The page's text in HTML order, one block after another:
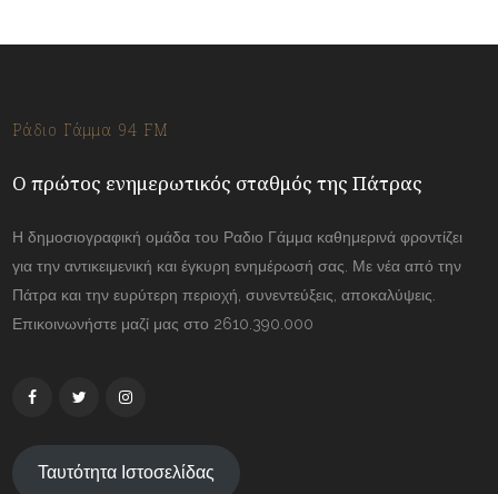
Ράδιο Γάμμα 94 FM
Ο πρώτος ενημερωτικός σταθμός της Πάτρας
Η δημοσιογραφική ομάδα του Ραδιο Γάμμα καθημερινά φροντίζει
για την αντικειμενική και έγκυρη ενημέρωσή σας. Με νέα από την
Πάτρα και την ευρύτερη περιοχή, συνεντεύξεις, αποκαλύψεις.
Επικοινωνήστε μαζί μας στο 2610.390.000
Ταυτότητα Ιστοσελίδας